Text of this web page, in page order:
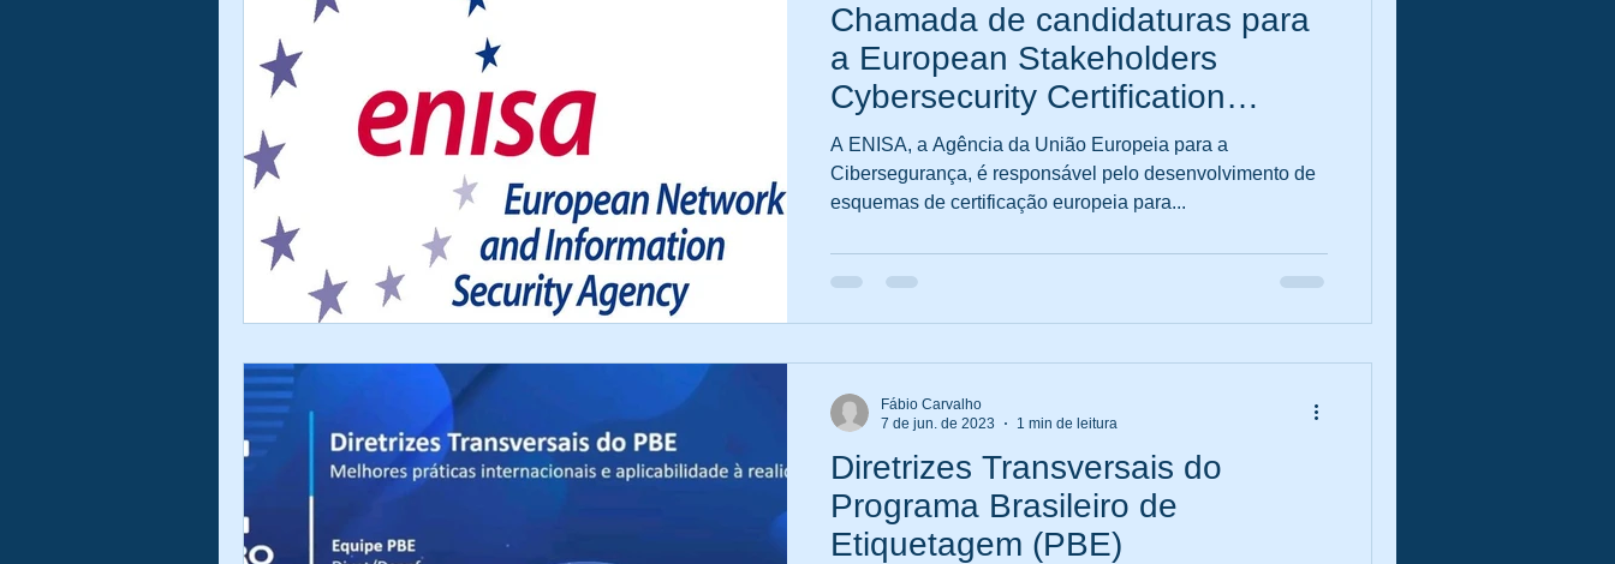
Chamada de candidaturas para
a European Stakeholders
Cybersecurity Certification
Group (SCCG)
A ENISA, a Agência da União Europeia para a
Cibersegurança, é responsável pelo desenvolvimento de
esquemas de certificação europeia para...
Diretrizes Transversais do
Programa Brasileiro de
Etiquetagem (PBE)
Fábio Carvalho
7 de jun. de 2023
1 min de leitura